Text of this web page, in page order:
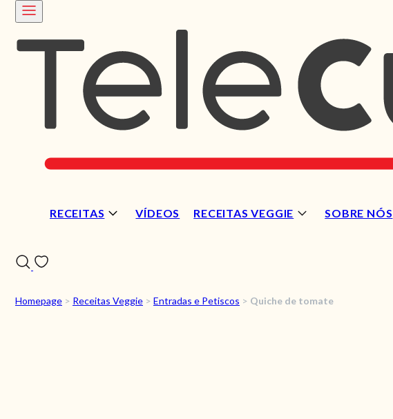
RECEITAS VÍDEOS RECEITAS VEGGIE SOBRE NÓS
Homepage > Receitas Veggie > Entradas e Petiscos > Quiche de tomate